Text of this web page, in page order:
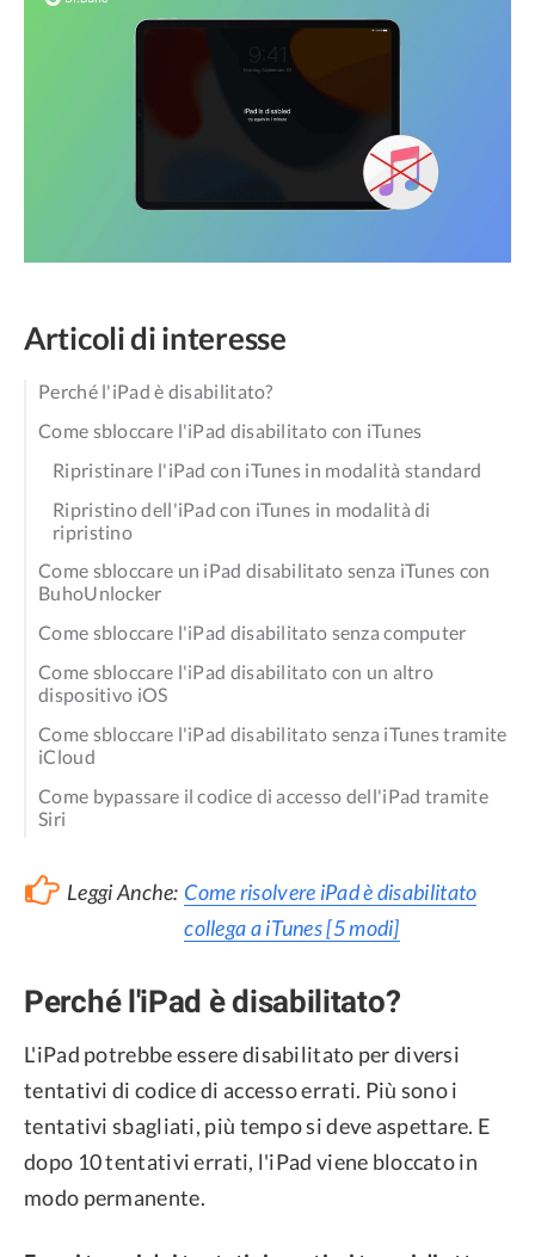
Articoli di interesse
Perché l'iPad è disabilitato?
Come sbloccare l'iPad disabilitato con iTunes
Ripristinare l'iPad con iTunes in modalità standard
Ripristino dell'iPad con iTunes in modalità di
ripristino
Come sbloccare un iPad disabilitato senza iTunes con
BuhoUnlocker
Come sbloccare l'iPad disabilitato senza computer
Come sbloccare l'iPad disabilitato con un altro
dispositivo iOS
Come sbloccare l'iPad disabilitato senza iTunes tramite
iCloud
Come bypassare il codice di accesso dell'iPad tramite
Siri
Leggi Anche: Come risolvere iPad è disabilitato
collega a iTunes [5 modi]
Perché l'iPad è disabilitato?
L'iPad potrebbe essere disabilitato per diversi
tentativi di codice di accesso errati. Più sono i
tentativi sbagliati, più tempo si deve aspettare. E
dopo 10 tentativi errati, l'iPad viene bloccato in
modo permanente.